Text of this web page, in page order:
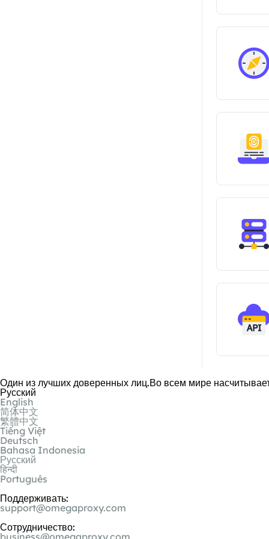
Один из лучших доверенных лиц.Во всем мире
Русский
English
简体中文
繁體中文
Tiếng Việt
Deutsch
Bahasa Indonesia
Русский
हिन्दी
Português
Поддерживать:
support@omegaproxy.com
Сотрудничество:
business@omegaproxy.com